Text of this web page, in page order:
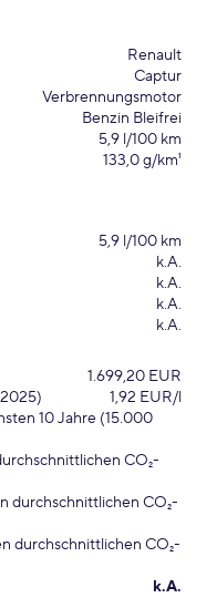
Renault
Captur
Verbrennungsmotor
Benzin Bleifrei
5,9 l/100 km
133,0 g/km¹
5,9 l/100 km
k.A.
k.A.
k.A.
k.A.
1.699,20 EUR
1,92 EUR/l
10 Jahre (15.000
CO₂-
durchschnittlichen CO₂-
durchschnittlichen CO₂-
k.A.